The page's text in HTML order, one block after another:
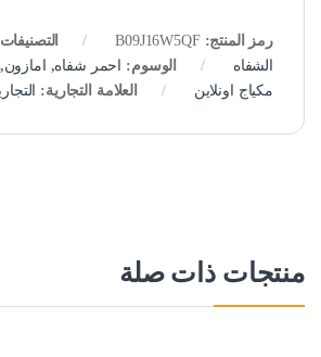
رمز المنتج:B09J16W5QF
الشفاه
الوسوم: احمر شفاه, امازون,
مكياج اونلاين
العلامة التجارية:
منتجات ذات صلة